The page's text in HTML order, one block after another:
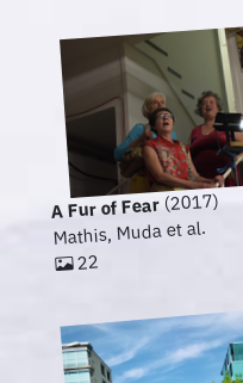
A Fur of Fear(2017)
Mathis, Muda et al.
22